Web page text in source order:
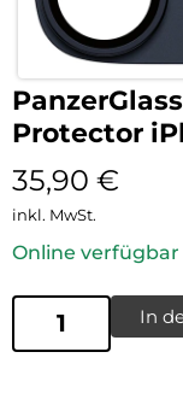
Protector
35,90 €
inkl. MwSt.
Online verfügbar
In